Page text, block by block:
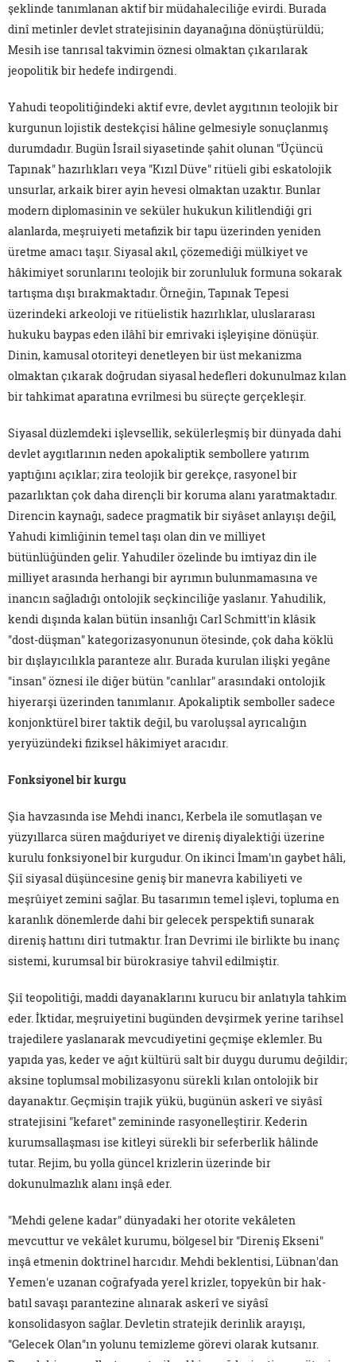
şeklinde tanımlanan aktif bir müdahaleciliğe evirdi. Burada
dinî metinler devlet stratejisinin dayanağına dönüştürüldü;
Mesih ise tanrısal takvimin öznesi olmaktan çıkarılarak
jeopolitik bir hedefe indirgendi.
Yahudi teopolitiğindeki aktif evre, devlet aygıtının teolojik bir
kurgunun lojistik destekçisi hâline gelmesiyle sonuçlanmış
durumdadır. Bugün İsrail siyasetinde şahit olunan "Üçüncü
Tapınak" hazırlıkları veya "Kızıl Düve" ritüeli gibi eskatolojik
unsurlar, arkaik birer ayin hevesi olmaktan uzaktır. Bunlar
modern diplomasinin ve seküler hukukun kilitlendiği gri
alanlarda, meşruiyeti metafizik bir tapu üzerinden yeniden
üretme amacı taşır. Siyasal akıl, çözemediği mülkiyet ve
hâkimiyet sorunlarını teolojik bir zorunluluk formuna sokarak
tartışma dışı bırakmaktadır. Örneğin, Tapınak Tepesi
üzerindeki arkeoloji ve ritüelistik hazırlıklar, uluslararası
hukuku baypas eden ilâhî bir emrivaki işleyişine dönüşür.
Dinin, kamusal otoriteyi denetleyen bir üst mekanizma
olmaktan çıkarak doğrudan siyasal hedefleri dokunulmaz kılan
bir tahkimat aparatına evrilmesi bu süreçte gerçekleşir.
Siyasal düzlemdeki işlevsellik, sekülerleşmiş bir dünyada dahi
devlet aygıtlarının neden apokaliptik sembollere yatırım
yaptığını açıklar; zira teolojik bir gerekçe, rasyonel bir
pazarlıktan çok daha dirençli bir koruma alanı yaratmaktadır.
Direncin kaynağı, sadece pragmatik bir siyâset anlayışı değil,
Yahudi kimliğinin temel taşı olan din ve milliyet
bütünlüğünden gelir. Yahudiler özelinde bu imtiyaz din ile
milliyet arasında herhangi bir ayrımın bulunmamasına ve
inancın sağladığı ontolojik seçkinciliğe yaslanır. Yahudilik,
kendi dışında kalan bütün insanlığı Carl Schmitt'in klâsik
"dost-düşman" kategorizasyonunun ötesinde, çok daha köklü
bir dışlayıcılıkla paranteze alır. Burada kurulan ilişki yegâne
"insan" öznesi ile diğer bütün "canlılar" arasındaki ontolojik
hiyerarşi üzerinden tanımlanır. Apokaliptik semboller sadece
konjonktürel birer taktik değil, bu varoluşsal ayrıcalığın
yeryüzündeki fiziksel hâkimiyet aracıdır.
Fonksiyonel bir kurgu
Şia havzasında ise Mehdi inancı, Kerbela ile somutlaşan ve
yüzyıllarca süren mağduriyet ve direniş diyalektiği üzerine
kurulu fonksiyonel bir kurgudur. On ikinci İmam'ın gaybet hâli,
Şiî siyasal düşüncesine geniş bir manevra kabiliyeti ve
meşrûiyet zemini sağlar. Bu tasarımın temel işlevi, topluma en
karanlık dönemlerde dahi bir gelecek perspektifi sunarak
direniş hattını diri tutmaktır. İran Devrimi ile birlikte bu inanç
sistemi, kurumsal bir bürokrasiye tahvil edilmiştir.
Şiî teopolitiği, maddi dayanaklarını kurucu bir anlatıyla tahkim
eder. İktidar, meşruiyetini bugünden devşirmek yerine tarihsel
trajedilere yaslanarak mevcudiyetini geçmişe eklemler. Bu
yapıda yas, keder ve ağıt kültürü salt bir duygu durumu değildir;
aksine toplumsal mobilizasyonu sürekli kılan ontolojik bir
dayanaktır. Geçmişin trajik yükü, bugünün askerî ve siyâsî
stratejisini "kefaret" zemininde rasyonelleştirir. Kederin
kurumsallaşması ise kitleyi sürekli bir seferberlik hâlinde
tutar. Rejim, bu yolla güncel krizlerin üzerinde bir
dokunulmazlık alanı inşâ eder.
"Mehdi gelene kadar" dünyadaki her otorite vekâleten
mevcuttur ve vekâlet kurumu, bölgesel bir "Direniş Ekseni"
inşâ etmenin doktrinel harcıdır. Mehdi beklentisi, Lübnan'dan
Yemen'e uzanan coğrafyada yerel krizler, topyekûn bir hak-
batıl savaşı parantezine alınarak askerî ve siyâsî
konsolidasyon sağlar. Devletin stratejik derinlik arayışı,
"Gelecek Olan"ın yolunu temizleme görevi olarak kutsanır.